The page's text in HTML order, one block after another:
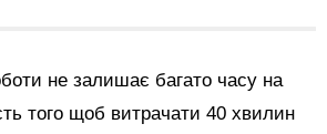
не залишає багато часу на
того щоб витрачати 40 хвилин